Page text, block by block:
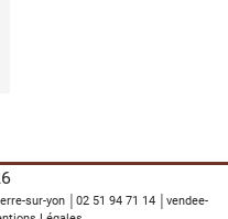
sur-yon 02 51 94 71 14
vendee-